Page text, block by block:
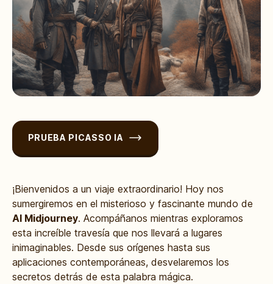
PRUEBA PICASSO IA
¡Bienvenidos a un viaje extraordinario! Hoy nos
sumergiremos en el misterioso y fascinante mundo de
Al Midjourney. Acompáñanos mientras exploramos
esta increíble travesía que nos llevará a lugares
inimaginables. Desde sus orígenes hasta sus
aplicaciones contemporáneas, desvelaremos los
secretos detrás de esta palabra mágica.